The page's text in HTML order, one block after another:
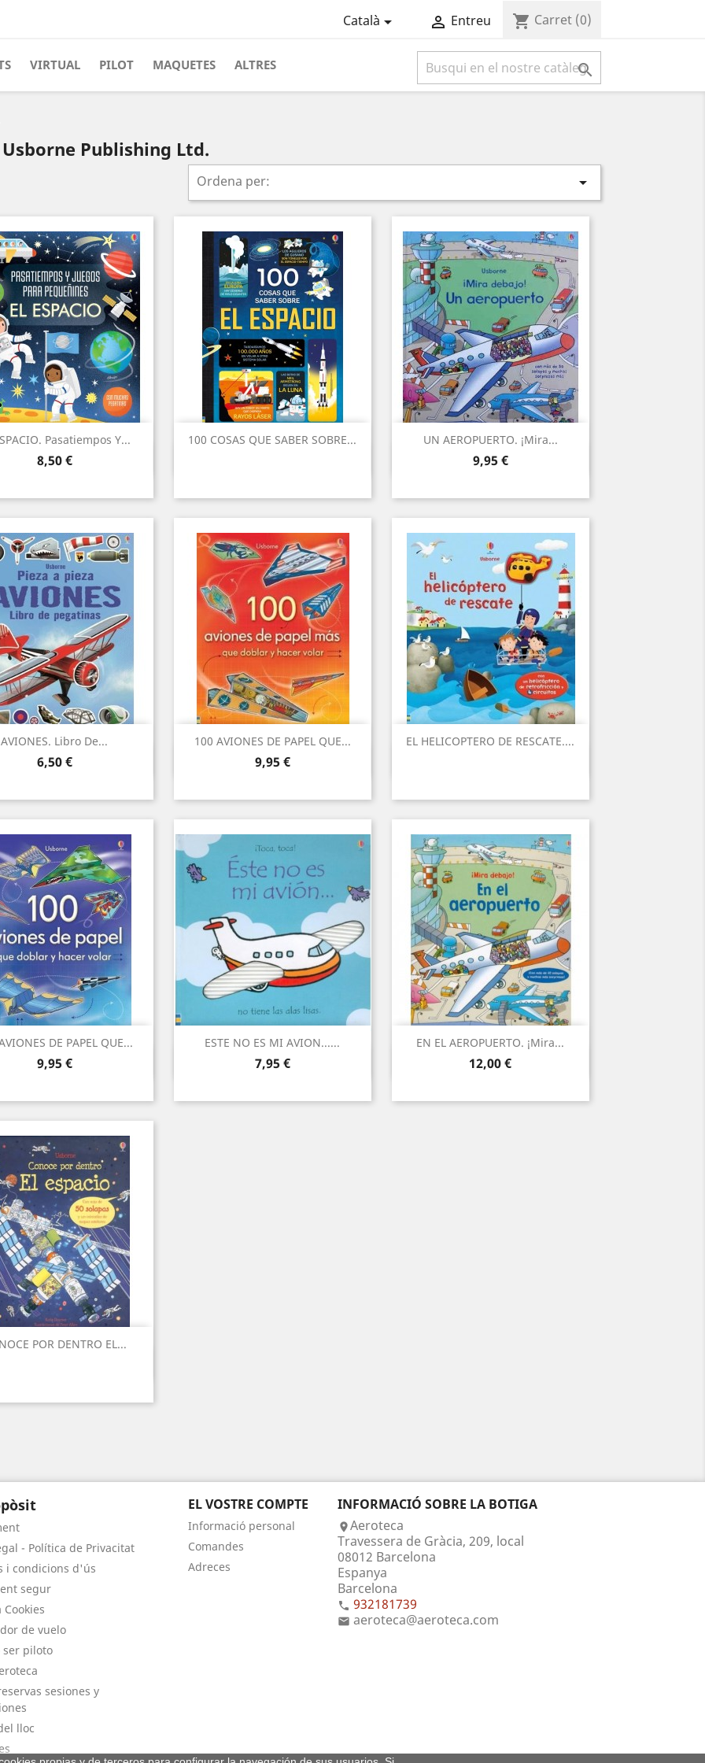
Català  Entreu shopping_cart Carret (0)
VIRTUAL PILOT MAQUETES ALTRES 
Publishing Ltd.
Ordena per: 
Pasatiempos Y...
Preu
8,50 €
Vista ràpida
100 COSAS QUE SABER SOBRE... UN AEROPUERTO. ¡Mira...
Preu
9,95 €
Vista ràpida
AVIONES. Libro De...
Preu
6,50 €
Vista ràpida
100 AVIONES DE PAPEL QUE...
Preu
9,95 €
Vista ràpida
EL HELICOPTERO DE RESCATE....
DE PAPEL QUE...
Preu
9,95 €
Vista ràpida
ESTE NO ES MI AVION......
Preu
7,95 €
Vista ràpida
EN EL AEROPUERTO. ¡Mira...
Preu
12,00 €
Vista ràpida
POR DENTRO EL...
- Política de Privacitat
i condicions d'ús
segur
Cookies
de vuelo
ser piloto
sesiones y
lloc
EL VOSTRE COMPTE
Informació personal
Comandes
Adreces
INFORMACIÓ SOBRE LA BOTIGA
Aeroteca
Travessera de Gràcia, 209, local
08012 Barcelona
Espanya
Barcelona
 932181739
 aeroteca@aeroteca.com